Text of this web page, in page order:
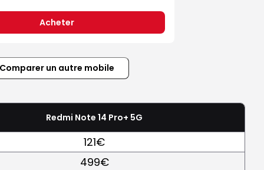
Acheter
un autre mobile
Redmi Note 14 Pro+ 5G
121€
499€